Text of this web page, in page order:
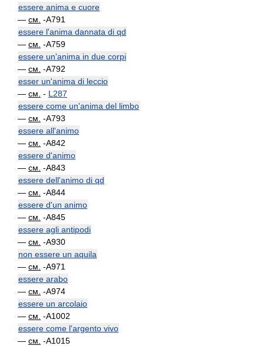
essere anima e cuore
— см. -A791
essere l'anima dannata di qd
— см. -A759
essere un'anima in due corpi
— см. -A792
esser un'anima di leccio
— см. - L287
essere come un'anima del limbo
— см. -A793
essere all'animo
— см. -A842
essere d'animo
— см. -A843
essere dell'animo di qd
— см. -A844
essere d'un animo
— см. -A845
essere agli antipodi
— см. -A930
non essere un aquila
— см. -A971
essere arabo
— см. -A974
essere un arcolaio
— см. -A1002
essere come l'argento vivo
— см. -A1015